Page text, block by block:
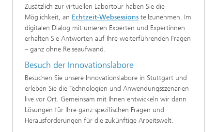
Zusätzlich zur virtuellen Labortour haben Sie die
Möglichkeit, an Echtzeit-Websessions teilzunehmen. Im
digitalen Dialog mit unseren Experten und Expertinnen
erhalten Sie Antworten auf Ihre weiterführenden Fragen
– ganz ohne Reiseaufwand.
Besuch der Innovationslabore
Besuchen Sie unsere Innovationslabore in Stuttgart und
erleben Sie die Technologien und Anwendungsszenarien
live vor Ort. Gemeinsam mit Ihnen entwickeln wir dann
Lösungen für Ihre ganz spezifischen Fragen und
Herausforderungen für die zukünftige Arbeitswelt.